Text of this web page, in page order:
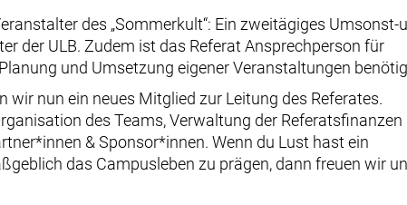
des „Sommerkult“: Ein zweitägiges Umsonst-
der ULB. Zudem ist das Referat Ansprechperson für
und Umsetzung eigener Veranstaltungen
wir nun ein neues Mitglied zur Leitung des Referates.
des Teams, Verwaltung der Referatsfinanzen
& Sponsor*innen. Wenn du Lust hast ein
das Campusleben zu prägen, dann freuen wir